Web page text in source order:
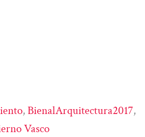
, BienalArquitectura2017
Vasco